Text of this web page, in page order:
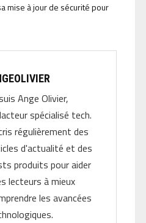
mise à jour de sécurité pour
Ange Olivier,
spécialisé tech.
régulièrement des
d'actualité et des
produits pour aider
lecteurs à mieux
les avancées